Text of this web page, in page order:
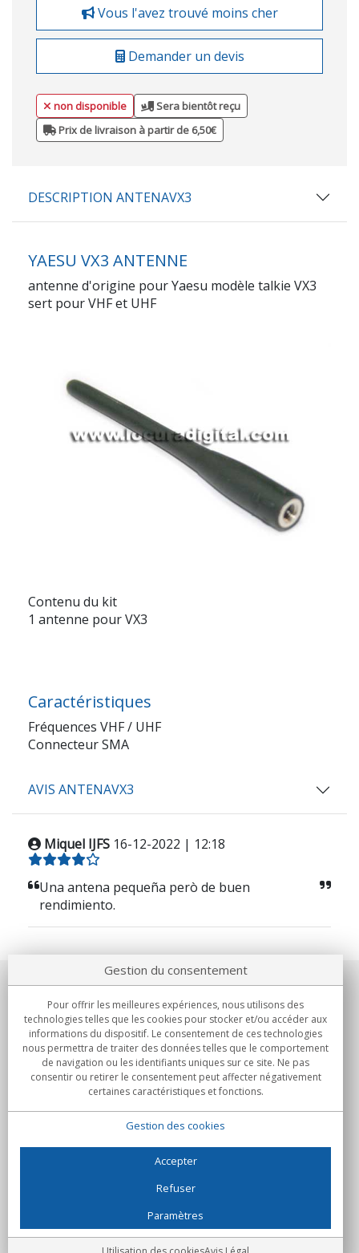
Vous l'avez trouvé moins cher
Demander un devis
non disponible
Sera bientôt reçu
Prix de livraison à partir de 6,50€
DESCRIPTION ANTENAVX3
YAESU VX3 ANTENNE
antenne d'origine pour Yaesu modèle talkie VX3
sert pour VHF et UHF
Contenu du kit
1 antenne pour VX3
Caractéristiques
Fréquences VHF / UHF
Connecteur SMA
AVIS ANTENAVX3
Miquel IJFS 16-12-2022 | 12:18
Una antena pequeña però de buen
rendimiento.
Notre société
Engagements
Achats
C/Flassaders, 13, Nave 6, 08130 Santa Perpètua de Mogoda
(Barcelone) - Espagne
Folie Numérique - Tous droits réservés
Gestion du consentement
Pour offrir les meilleures expériences, nous utilisons des
technologies telles que les cookies pour stocker et/ou accéder aux
informations du dispositif. Le consentement de ces technologies
nous permettra de traiter des données telles que le comportement
de navigation ou les identifiants uniques sur ce site. Ne pas
consentir ou retirer le consentement peut affecter négativement
certaines caractéristiques et fonctions.
Gestion des cookies
Accepter
Refuser
Paramètres